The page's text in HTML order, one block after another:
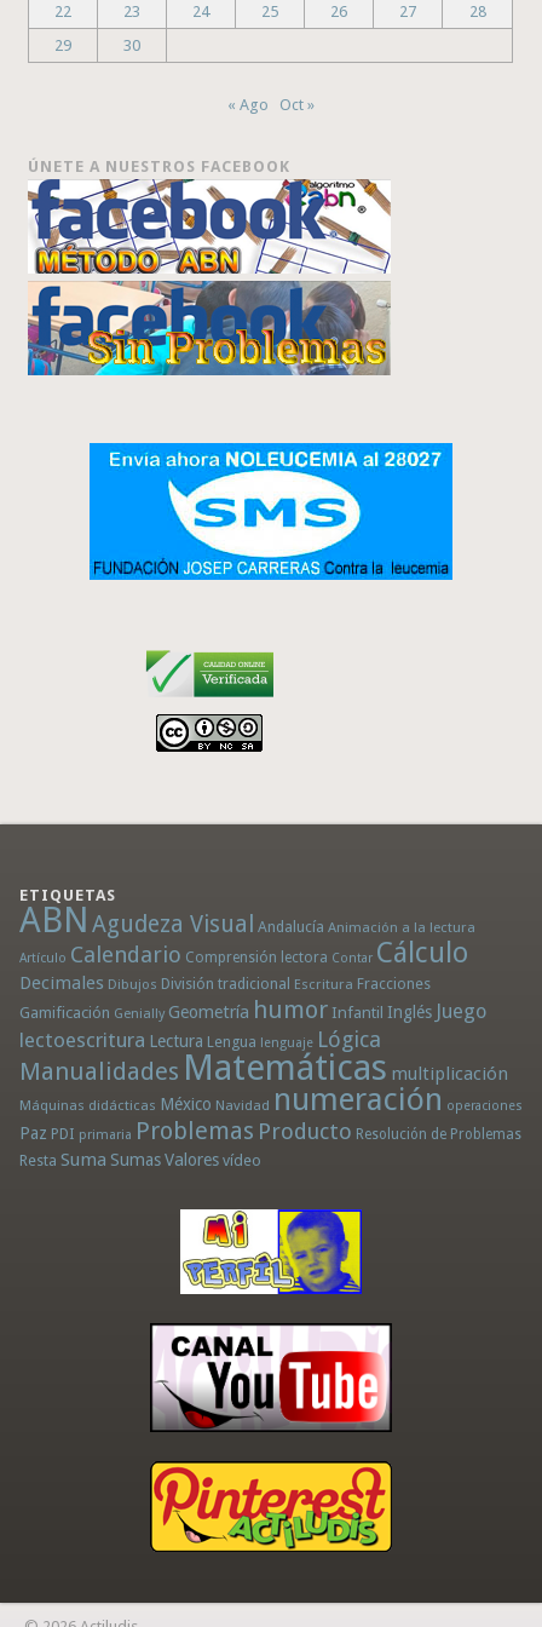
22
23 24 25 26 27
28
29
30
« Ago Oct »
ÚNETE A NUESTROS FACEBOOK
ETIQUETAS
ABN Agudeza Visual Andalucía Animación a la lectura
Artículo Calendario Comprensión lectora Contar Cálculo
Decimales Dibujos División tradicional Escritura Fracciones
Gamificación Genially Geometría humor Infantil Inglés Juego
lectoescritura Lectura Lengua lenguaje Lógica
Manualidades Matemáticas multiplicación
Máquinas didácticas México Navidad numeración operaciones
Paz PDI primaria Problemas Producto Resolución de Problemas
Resta Suma Sumas Valores vídeo